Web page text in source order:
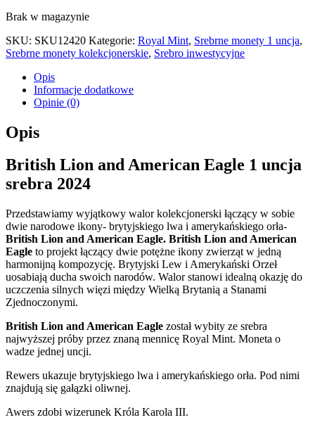
Brak w magazynie
SKU: SKU12420 Kategorie: Royal Mint, Srebrne monety 1 uncja,
Srebrne monety kolekcjonerskie, Srebro inwestycyjne
Opis
Informacje dodatkowe
Opinie (0)
Opis
British Lion and American Eagle 1 uncja
srebra 2024
Przedstawiamy wyjątkowy walor kolekcjonerski łączący w sobie
dwie narodowe ikony- brytyjskiego lwa i amerykańskiego orła-
British Lion and American Eagle. British Lion and American
Eagle to projekt łączący dwie potężne ikony zwierząt w jedną
harmonijną kompozycję. Brytyjski Lew i Amerykański Orzeł
uosabiają ducha swoich narodów. Walor stanowi idealną okazję do
uczczenia silnych więzi między Wielką Brytanią a Stanami
Zjednoczonymi.
British Lion and American Eagle został wybity ze srebra
najwyższej próby przez znaną mennicę Royal Mint. Moneta o
wadze jednej uncji.
Rewers ukazuje brytyjskiego lwa i amerykańskiego orła. Pod nimi
znajdują się gałązki oliwnej.
Awers zdobi wizerunek Króla Karola III.